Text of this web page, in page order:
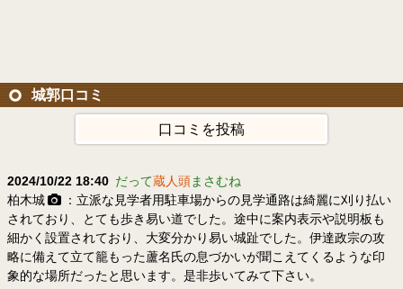
城郭口コミ
口コミを投稿
2024/10/22 18:40 だって蔵人頭まさむね
柏木城
：立派な見学者用駐車場からの見学通路は綺麗に刈り払い
されており、とても歩き易い道でした。途中に案内表示や説明板も
細かく設置されており、大変分かり易い城趾でした。伊達政宗の攻
略に備えて立て籠もった蘆名氏の息づかいが聞こえてくるような印
象的な場所だったと思います。是非歩いてみて下さい。